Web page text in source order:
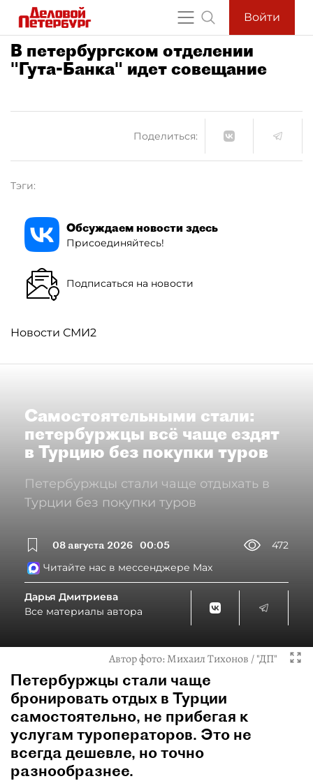
Войти
В петербургском отделении
"Гута-Банка" идет совещание
Поделиться:
Тэги:
Обсуждаем новости здесь
Присоединяйтесь!
Подписаться на новости
Новости СМИ2
Самостоятельными стали:
петербуржцы всё чаще ездят
в Турцию без покупки туров
Петербуржцы стали чаще отдыхать в
Турции без покупки туров
08 августа 2026 00:05
472
Читайте нас в мессенджере Max
Дарья Дмитриева
Все материалы автора
Автор фото:Михаил Тихонов / "ДП"
Петербуржцы стали чаще
бронировать отдых в Турции
самостоятельно, не прибегая к
услугам туроператоров. Это не
всегда дешевле, но точно
разнообразнее.